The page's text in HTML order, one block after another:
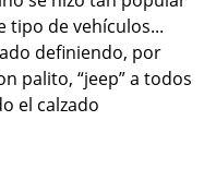
tipo de vehículos...
definiendo, por
palito, “jeep” a todos
el calzado